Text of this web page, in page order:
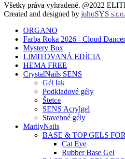
Všetky práva vyhradené. @2022
Created and designed by juhoSYS s.r.o.
ORGANO
Farba Roka 2026 - Cloud Dancer
Mystery Box
LIMITOVANÁ EDÍCIA
HEMA FREE
CrystalNails SENS
Gél lak
Podkladové gély
Štetce
SENS Acrylgel
Stavebné gély
MarilyNails
BASE & TOP GELS
Cat Eye
Rubber Base Gel